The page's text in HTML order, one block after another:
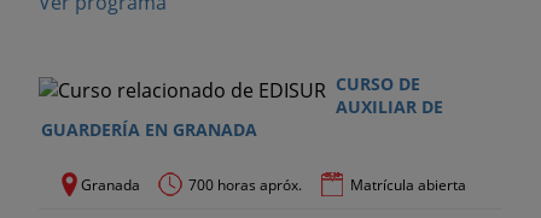
CURSO DE
AUXILIAR DE
GUARDERÍA EN GRANADA
Granada 700 horas apróx. Matrícula abierta